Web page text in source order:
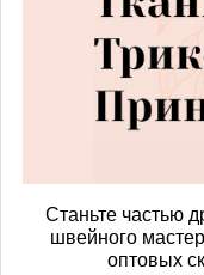
Ткань
голубая
Получить доступ к
В
Станьте частью
швейного
оптовых